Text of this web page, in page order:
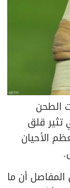
الطحن
تثير قلق
الأحيان
أن ما